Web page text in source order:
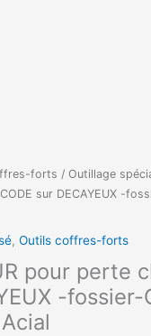
forts / Outillage
sur DECAYEUX -
, Outils coffres-forts
pour perte
-fossier-